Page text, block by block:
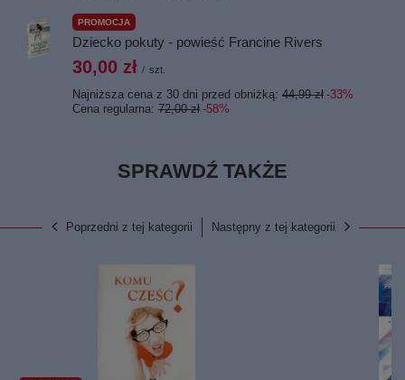
PROMOCJA
Dziecko pokuty - powieść Francine Rivers
30,00 zł / szt.
Najniższa cena z 30 dni przed obniżką: 44,99 zł -33%
Cena regularna: 72,00 zł -58%
SPRAWDŹ TAKŻE
Poprzedni z tej kategorii Następny z tej kategorii